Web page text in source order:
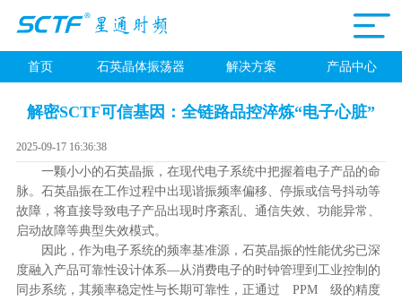
首页 石英晶体振荡器 解决方案 产品中心
解密SCTF可信基因：全链路品控淬炼“电子心脏”
2025-09-17 16:36:38
一颗小小的石英晶振，在现代电子系统中把握着电子产品的命
脉。石英晶振在工作过程中出现谐振频率偏移、停振或信号抖动等
故障，将直接导致电子产品出现时序紊乱、通信失效、功能异常、
启动故障等典型失效模式。
因此，作为电子系统的频率基准源，石英晶振的性能优劣已深
度融入产品可靠性设计体系—从消费电子的时钟管理到工业控制的
同步系统，其频率稳定性与长期可靠性，正通过 PPM 级的精度